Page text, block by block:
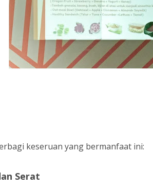
keseruan yang bermanfaat ini:
Serat